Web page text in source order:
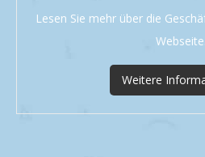
Lesen Sie mehr über die
Webseite.
Weitere